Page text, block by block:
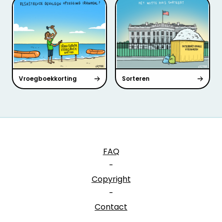
Vroegboekkorting Sorteren
FAQ
-
Copyright
-
Contact